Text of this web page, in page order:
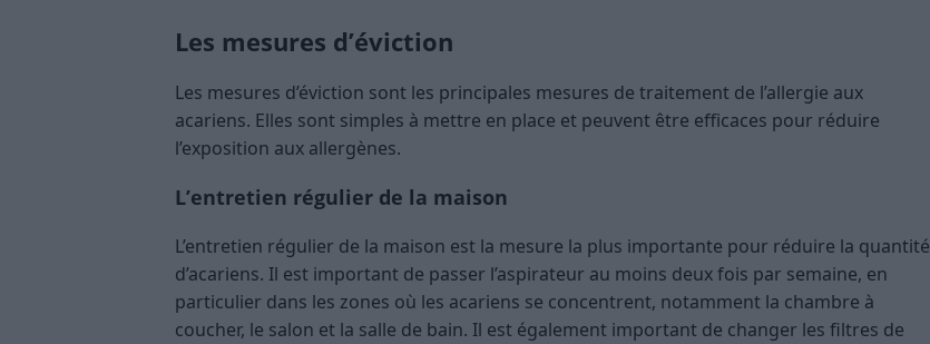
Les mesures d’éviction
Les mesures d’éviction sont les principales mesures de traitement de l’allergie aux
acariens. Elles sont simples à mettre en place et peuvent être efficaces pour réduire
l’exposition aux allergènes.
L’entretien régulier de la maison
L’entretien régulier de la maison est la mesure la plus importante pour réduire la quantité
d’acariens. Il est important de passer l’aspirateur au moins deux fois par semaine, en
particulier dans les zones où les acariens se concentrent, notamment la chambre à
coucher, le salon et la salle de bain. Il est également important de changer les filtres de